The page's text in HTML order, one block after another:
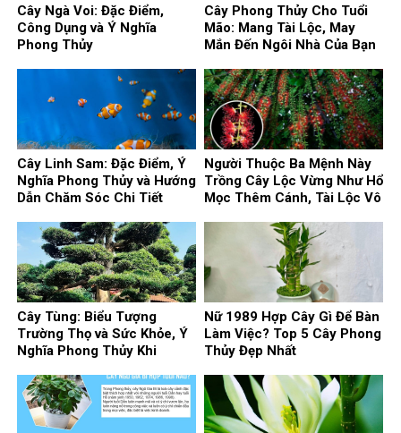
Cây Ngà Voi: Đặc Điểm,
Công Dụng và Ý Nghĩa
Phong Thủy
Cây Phong Thủy Cho Tuổi
Mão: Mang Tài Lộc, May
Mắn Đến Ngôi Nhà Của Bạn
Cây Linh Sam: Đặc Điểm, Ý
Nghĩa Phong Thủy và Hướng
Dẫn Chăm Sóc Chi Tiết
Người Thuộc Ba Mệnh Này
Trồng Cây Lộc Vừng Như Hổ
Mọc Thêm Cánh, Tài Lộc Vô
Cây Tùng: Biểu Tượng
Trường Thọ và Sức Khỏe, Ý
Nghĩa Phong Thủy Khi
Nữ 1989 Hợp Cây Gì Để Bàn
Làm Việc? Top 5 Cây Phong
Thủy Đẹp Nhất